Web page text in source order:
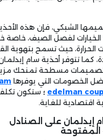
الشبكي، فإن هذه
لفصل الصيف، خاصة
الحرارة، حيث تسمح بتهوية
كما تتوفر أحذية سام
مسطحة تمنحك
الخصومات التي يوفرها
edelman ؛ ستكون
اقتصادية للغاية.
إيدلمان على الصنادل
المفتوحة